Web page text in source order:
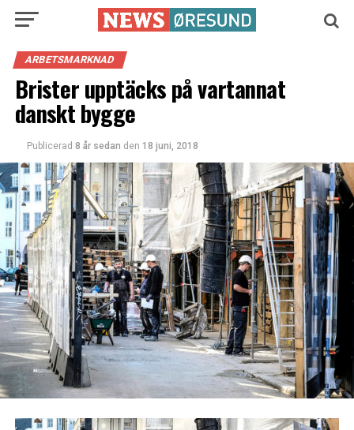
ARBETSMARKNAD
Brister upptäcks på vartannat
danskt bygge
Publicerad 8 år sedan den 18 juni, 2018